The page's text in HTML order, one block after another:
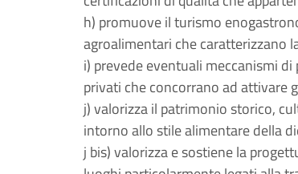
h) promuove il turismo
agroalimentari che caratterizzano
i) prevede eventuali meccanismi
privati che concorrano ad attivare
j) valorizza il patrimonio storico,
intorno allo stile alimentare della
j bis) valorizza e sostiene la